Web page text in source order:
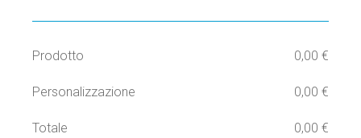
Prodotto 0,00 €
Personalizzazione 0,00 €
Totale 0,00 €